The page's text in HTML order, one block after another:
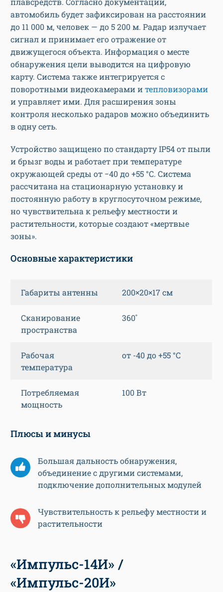
автомобиль будет зафиксирован на расстоянии
до 11 000 м, человек — до 5 200 м. Радар излучает
сигнал и принимает его отражение от
движущегося объекта. Информация о месте
обнаружения цели выводится на цифровую
карту. Система также интегрируется с
поворотными видеокамерами итепловизорами
и управляет ими. Для расширения зоны
контроля несколько радаров можно объединить
в одну сеть.
Устройство защищено по стандарту IP54 от пыли
и брызг воды и работает при температуре
окружающей среды от −40 до +55 °C. Система
рассчитана на стационарную установку и
постоянную работу в круглосуточном режиме,
но чувствительна к рельефу местности и
растительности, которые создают «мертвые
зоны».
Основные характеристики
Габариты антенны 200×20×17 см
Сканирование
пространства
360˚
Рабочая
температура
от -40 до +55 °С
Потребляемая
мощность
100 Вт
Плюсы и минусы
Большая дальность обнаружения,
объединение с другими системами,
подключение дополнительных модулей
Чувствительность к рельефу местности и
растительности
«Импульс-14И» /
«Импульс-20И»